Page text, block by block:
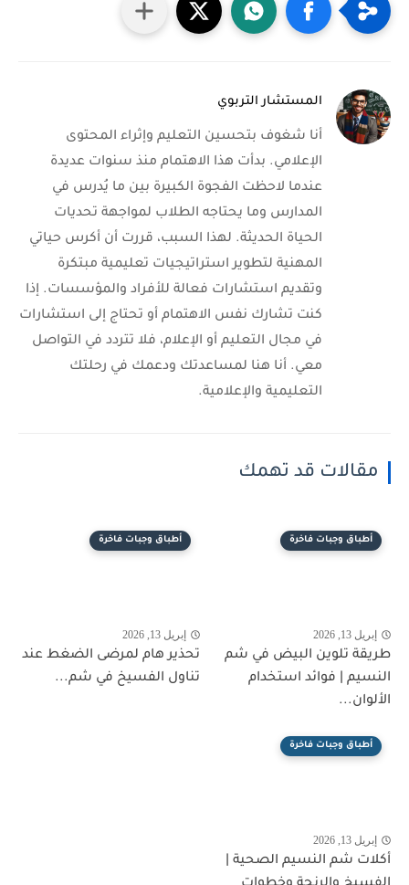
المستشار التربوي
أنا شغوف بتحسين التعليم وإثراء المحتوى
الإعلامي. بدأت هذا الاهتمام منذ سنوات عديدة
عندما لاحظت الفجوة الكبيرة بين ما يُدرس في
المدارس وما يحتاجه الطلاب لمواجهة تحديات
الحياة الحديثة. لهذا السبب، قررت أن أكرس حياتي
المهنية لتطوير استراتيجيات تعليمية مبتكرة
وتقديم استشارات فعالة للأفراد والمؤسسات. إذا
كنت تشارك نفس الاهتمام أو تحتاج إلى استشارات
في مجال التعليم أو الإعلام، فلا تتردد في التواصل
معي. أنا هنا لمساعدتك ودعمك في رحلتك
التعليمية والإعلامية.
مقالات قد تهمك
أطباق وجبات فاخرة
إبريل 13, 2026
طريقة تلوين البيض في شم
النسيم | فوائد استخدام
الألوان...
أطباق وجبات فاخرة
إبريل 13, 2026
تحذير هام لمرضى الضغط عند
تناول الفسيخ في شم...
أطباق وجبات فاخرة
إبريل 13, 2026
أكلات شم النسيم الصحية |